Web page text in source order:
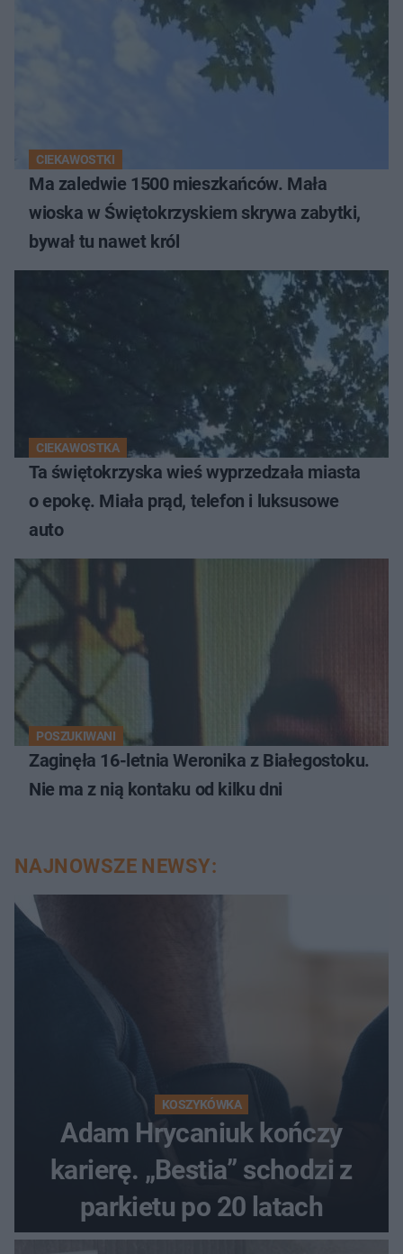
CIEKAWOSTKI
Ma zaledwie 1500 mieszkańców. Mała
wioska w Świętokrzyskiem skrywa zabytki,
bywał tu nawet król
CIEKAWOSTKA
Ta świętokrzyska wieś wyprzedzała miasta
o epokę. Miała prąd, telefon i luksusowe
auto
POSZUKIWANI
Zaginęła 16-letnia Weronika z Białegostoku.
Nie ma z nią kontaku od kilku dni
NAJNOWSZE NEWSY:
KOSZYKÓWKA
Adam Hrycaniuk kończy
karierę. „Bestia” schodzi z
parkietu po 20 latach